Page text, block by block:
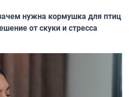
нужна кормушка для птиц
от скуки и стресса